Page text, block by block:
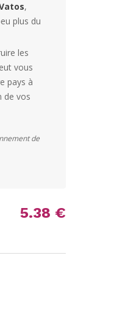
,
plus du
les
vous
pays à
de vos
de
5.38 €